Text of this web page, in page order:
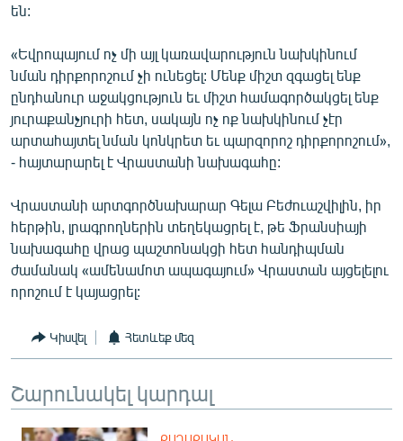
են:
«Եվրոպայում ոչ մի այլ կառավարություն նախկինում
նման դիրքորոշում չի ունեցել: Մենք միշտ զգացել ենք
ընդհանուր աջակցություն եւ միշտ համագործակցել ենք
յուրաքանչյուրի հետ, սակայն ոչ ոք նախկինում չէր
արտահայտել նման կոնկրետ եւ պարզորոշ դիրքորոշում»,
- հայտարարել է Վրաստանի նախագահը:
Վրաստանի արտգործնախարար Գելա Բեժուաշվիլին, իր
հերթին, լրագրողներին տեղեկացրել է, թե Ֆրանսիայի
նախագահը վրաց պաշտոնակցի հետ հանդիպման
ժամանակ «ամենամոտ ապագայում» Վրաստան այցելելու
որոշում է կայացրել:
Կիսվել Հետևեք մեզ
Շարունակել կարդալ